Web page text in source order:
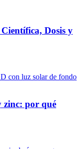
Dosis y
zinc: por qué